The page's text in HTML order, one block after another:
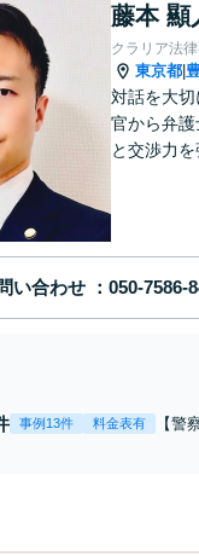
藤本 顯
クラリア法
東京都
対話を大
官から弁
と交渉力
い合わせ
事例13件 料金表有
【警